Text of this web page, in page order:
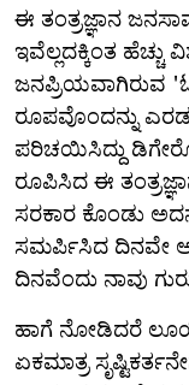
ಈ ತಂತ್ರಜ್ಞಾನ
ಇವೆಲ್ಲದಕ್ಕಿಂತ ಹೆಚ್ಚು
ಜನಪ್ರಿಯವಾಗಿರುವ
ರೂಪವೊಂದನ್ನು
ಪರಿಚಯಿಸಿದ್ದು
ರೂಪಿಸಿದ ಈ
ಸರಕಾರ ಕೊಂಡು
ಸಮರ್ಪಿಸಿದ ದಿನವೇ
ದಿನವೆಂದು ನಾವು
ಹಾಗೆ ನೋಡಿದರೆ
ಏಕಮಾತ್ರ